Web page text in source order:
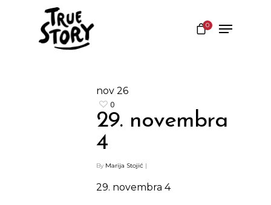
0
nov 26
0
29. novembra
4
By Marija Stojić |
29. novembra 4